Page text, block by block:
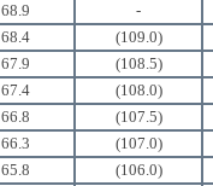
68.9
-
68.4
(109.0)
67.9
(108.5)
67.4
(108.0)
66.8
(107.5)
66.3
(107.0)
65.8
(106.0)